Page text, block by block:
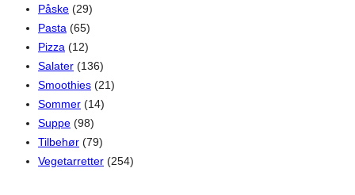
Påske (29)
Pasta (65)
Pizza (12)
Salater (136)
Smoothies (21)
Sommer (14)
Suppe (98)
Tilbehør (79)
Vegetarretter (254)